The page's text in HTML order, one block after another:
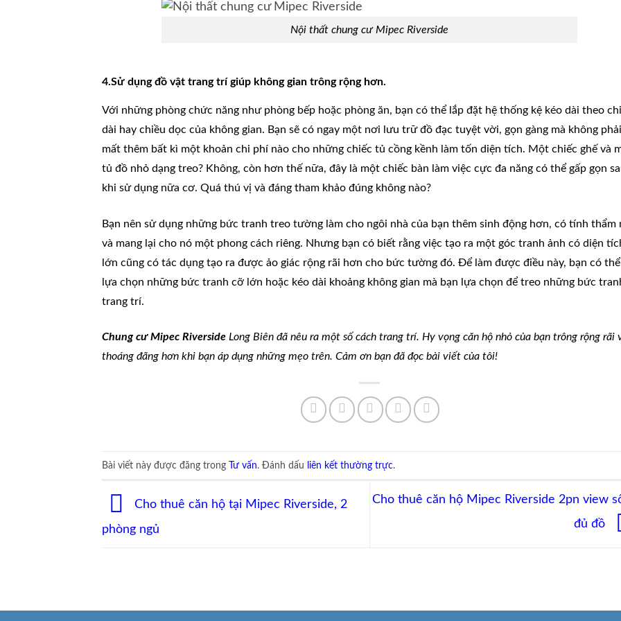
Nội thất chung cư Mipec Riverside
4.Sử dụng đồ vật trang trí giúp không gian trông rộng hơn.
Với những phòng chức năng như phòng bếp hoặc phòng ăn, bạn có thể lắp đặt hệ thống kệ kéo dài theo
dài hay chiều dọc của không gian. Bạn sẽ có ngay một nơi lưu trữ đồ đạc tuyệt vời, gọn gàng mà không phải
mất thêm bất kì một khoản chi phí nào cho những chiếc tủ cồng kềnh làm tốn diện tích. Một chiếc ghế và
tủ đồ nhỏ dạng treo? Không, còn hơn thế nữa, đây là một chiếc bàn làm việc cực đa năng có thể gấp gọn
khi sử dụng nữa cơ. Quá thú vị và đáng tham khảo đúng không nào?
Bạn nên sử dụng những bức tranh treo tường làm cho ngôi nhà của bạn thêm sinh động hơn, có tính thẩm
và mang lại cho nó một phong cách riêng. Nhưng bạn có biết rằng việc tạo ra một góc tranh ảnh có diện
lớn cũng có tác dụng tạo ra được ảo giác rộng rãi hơn cho bức tường đó. Để làm được điều này, bạn có thể
lựa chọn những bức tranh cỡ lớn hoặc kéo dài khoảng không gian mà bạn lựa chọn để treo những bức
trang trí.
Chung cư Mipec Riverside Long Biên đã nêu ra một số cách trang trí. Hy vọng căn hộ nhỏ của bạn trông rộng rãi
thoáng đãng hơn khi bạn áp dụng những mẹo trên. Cảm ơn bạn đã đọc bài viết của tôi!
Bài viết này được đăng trong Tư vấn. Đánh dấu liên kết thường trực.
Cho thuê căn hộ tại Mipec Riverside, 2
phòng ngủ
Cho thuê căn hộ Mipec Riverside 2pn view
đủ đồ